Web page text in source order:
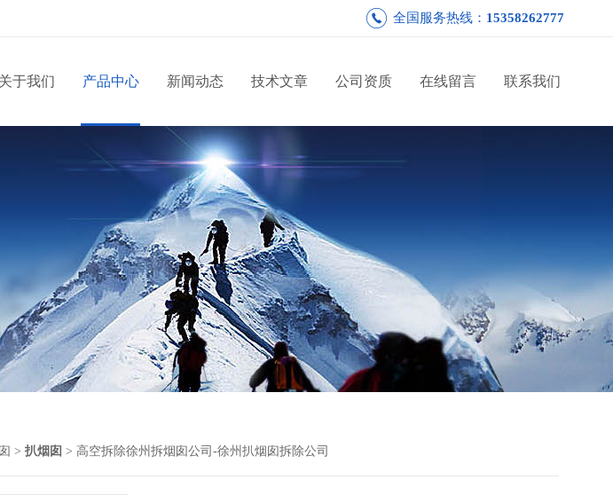
全国服务热线： 15358262777
关于我们 产品中心 新闻动态 技术文章 公司资质 在线留言 联系我们
> 扒烟囱 > 高空拆除徐州拆烟囱公司-徐州扒烟囱拆除公司